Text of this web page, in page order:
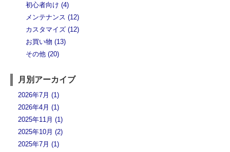
初心者向け (4)
メンテナンス (12)
カスタマイズ (12)
お買い物 (13)
その他 (20)
月別アーカイブ
2026年7月 (1)
2026年4月 (1)
2025年11月 (1)
2025年10月 (2)
2025年7月 (1)